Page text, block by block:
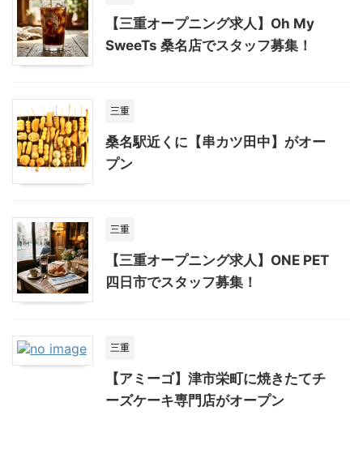
【三重オープニング求人】Oh My
SweeTs 桑名店でスタッフ募集！
三重
桑名駅近くに【串カツ田中】がオー
プン
三重
【三重オープニング求人】ONE PET
四日市でスタッフ募集！
三重
【アミーゴ】津市栄町に焼きたてチ
ーズケーキ専門店がオープン